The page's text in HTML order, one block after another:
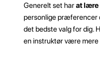
Generelt set harat lære
personlige præferencer
det bedste valg for dig.
en instruktør være